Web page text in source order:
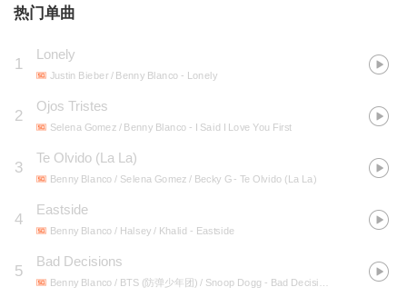
得了许多音乐奖项的加冕，BMI最佳创作歌手、2017年iHeartRadio
热门单曲
1
Lonely
Justin Bieber / Benny Blanco - Lonely
2
Ojos Tristes
Selena Gomez / Benny Blanco - I Said I Love You First
3
Te Olvido (La La)
Benny Blanco / Selena Gomez / Becky G- Te Olvido (La La)
4
Eastside
Benny Blanco / Halsey / Khalid - Eastside
5
Bad Decisions
Benny Blanco / BTS (防弹少年团) / Snoop Dogg - Bad Decisions